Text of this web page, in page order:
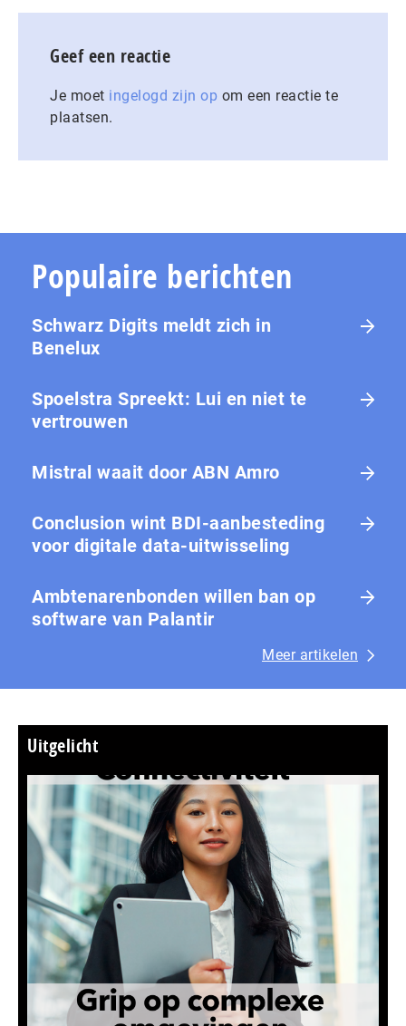
Geef een reactie
Je moet ingelogd zijn op om een reactie te
plaatsen.
Populaire berichten
Schwarz Digits meldt zich in
Benelux
Spoelstra Spreekt: Lui en niet te
vertrouwen
Mistral waait door ABN Amro
Conclusion wint BDI-aanbesteding
voor digitale data-uitwisseling
Ambtenarenbonden willen ban op
software van Palantir
Meer artikelen
Uitgelicht